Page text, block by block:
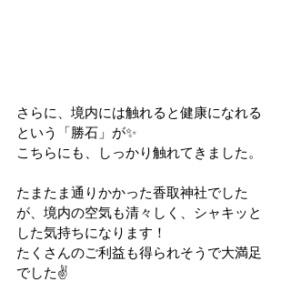
さらに、境内には触れると健康になれる
という「勝石」が✨
こちらにも、しっかり触れてきました。
たまたま通りかかった香取神社でした
が、境内の空気も清々しく、シャキッと
した気持ちになります！
たくさんのご利益も得られそうで大満足
でした✌